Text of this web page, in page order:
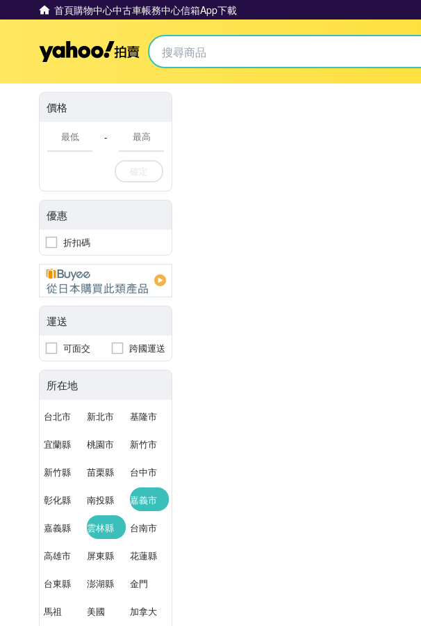
首頁購物中心中古車帳務中心信箱App下載
Yahoo拍賣
價格
-
確定
優惠
折扣碼
運送
可面交 跨國運送
所在地
台北市 新北市 基隆市
宜蘭縣 桃園市 新竹市
新竹縣 苗栗縣 台中市
彰化縣 南投縣 嘉義市
嘉義縣 雲林縣 台南市
高雄市 屏東縣 花蓮縣
台東縣 澎湖縣 金門
馬祖 美國 加拿大